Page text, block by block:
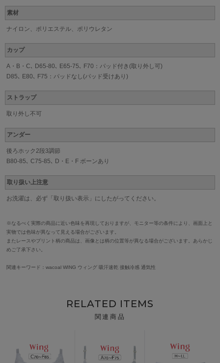
素材
ナイロン、ポリエステル、ポリウレタン
カップ
A・B・C､ D65-80､ E65-75､ F70：パッド付き(取り外し可)
D85､ E80､ F75：パッドなし(パッド受けあり)
ストラップ
取り外し不可
アンダー
後ろホック2段3調節
B80-85､ C75-85､ D・E・F ボーンあり
取り扱い上注意
お洗濯は、必ず「取り扱い表示」にしたがってください。
※なるべく実際の商品に近い色味を再現しておりますが、モニター等の条件により、画面上と
実物では色味が異なって見える場合がございます。
またレースやプリント柄の商品は、画像とは柄の位置等が異なる場合がございます。あらかじ
めご了承下さい。
関連キーワード：wacoal WING ウィング 吸汗速乾 接触冷感 通気性
RELATED ITEMS
関連商品